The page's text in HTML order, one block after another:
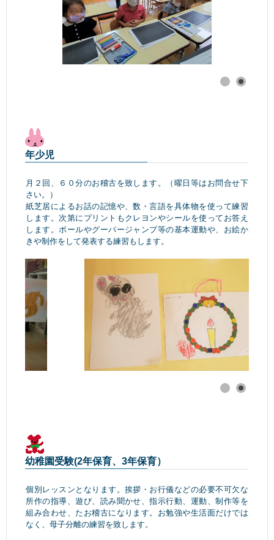
年少児
月２回、６０分のお稽古を致します。（曜日等はお問合せ下
さい。）
紙芝居によるお話の記憶や、数・言語を具体物を使って練習
します。次第にプリントもクレヨンやシールを使ってお答え
します。ボールやグーパージャンプ等の基本運動や、お絵か
きや制作をして発表する練習もします。
幼稚園受験(2年保育、3年保育）
個別レッスンとなります。挨拶・お行儀などの必要不可欠な
所作の指導、遊び、読み聞かせ、指示行動、運動、制作等を
組み合わせ、たお稽古になります。お勉強や生活面だけでは
なく、母子分離の練習を致します。